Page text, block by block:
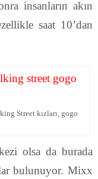
insanların akın
saat 10’dan
Street kızları, gogo
olsa da burada
bulunuyor. Mixx